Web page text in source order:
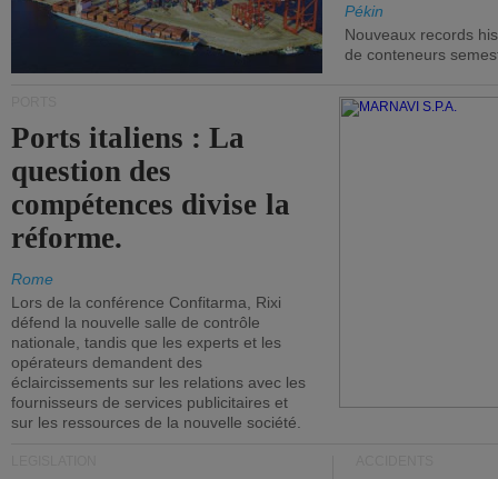
Pékin
Nouveaux records
de conteneurs
Ports italiens : La
question des
compétences divise la
réforme.
Rome
Lors de la conférence Confitarma, Rixi
défend la nouvelle salle de contrôle
nationale, tandis que les experts et les
opérateurs demandent des
éclaircissements sur les relations avec les
fournisseurs de services publicitaires et
sur les ressources de la nouvelle société.